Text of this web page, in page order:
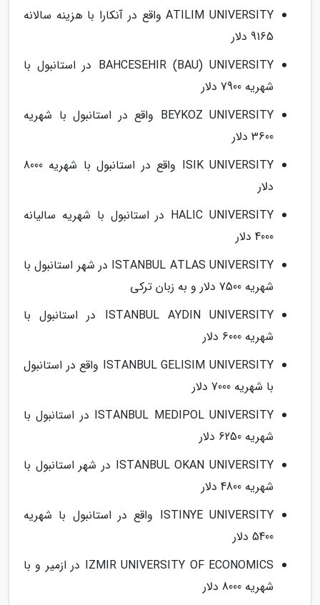
ATILIM UNIVERSITY واقع در آنکارا با هزینه سالانه
9165 دلار
BAHCESEHIR (BAU) UNIVERSITY در استانبول با
شهریه 7900 دلار
BEYKOZ UNIVERSITY واقع در استانبول با شهریه
3600 دلار
ISIK UNIVERSITY واقع در استانبول با شهریه 8000
دلار
HALIC UNIVERSITY در استانبول با شهریه سالیانه
4000 دلار
ISTANBUL ATLAS UNIVERSITY در شهر استانبول با
شهریه 7500 دلار و به زبان ترکی
ISTANBUL AYDIN UNIVERSITY در استانبول با
شهریه 6000 دلار
ISTANBUL GELISIM UNIVERSITY واقع در استانبول
با شهریه 7000 دلار
ISTANBUL MEDIPOL UNIVERSITY در استانبول با
شهریه 6250 دلار
ISTANBUL OKAN UNIVERSITY در شهر استانبول با
شهریه 4800 دلار
ISTINYE UNIVERSITY واقع در استانبول با شهریه
5400 دلار
IZMIR UNIVERSITY OF ECONOMICS در ازمیر و با
شهریه 8000 دلار